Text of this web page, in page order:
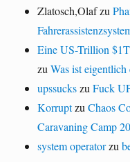
Zlatosch,Olafzu
Eine US-Trillion
zuWas ist
upssuckszuFuck
KorruptzuChaos
Caravaning Camp
system operatorzu